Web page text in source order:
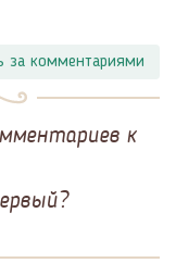
за комментариями
к